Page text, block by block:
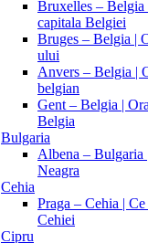
Bruxelles –
capitala Belgiei
Bruges – Belgia |
ului
Anvers – Belgia |
belgian
Gent – Belgia |
Belgia
Bulgaria
Albena – Bulgaria
Neagra
Cehia
Praga – Cehia |
Cehiei
Cipru